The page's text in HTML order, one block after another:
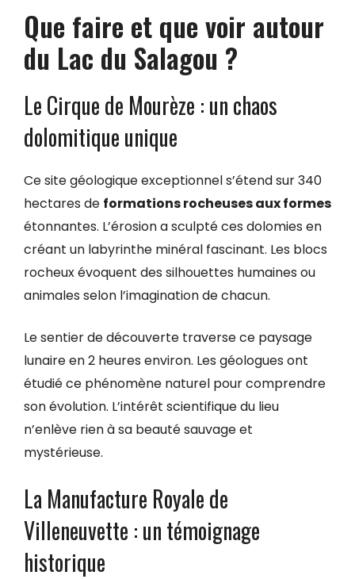
Que faire et que voir autour
du Lac du Salagou ?
Le Cirque de Mourèze : un chaos
dolomitique unique
Ce site géologique exceptionnel s’étend sur 340
hectares de formations rocheuses aux formes
étonnantes. L’érosion a sculpté ces dolomies en
créant un labyrinthe minéral fascinant. Les blocs
rocheux évoquent des silhouettes humaines ou
animales selon l’imagination de chacun.
Le sentier de découverte traverse ce paysage
lunaire en 2 heures environ. Les géologues ont
étudié ce phénomène naturel pour comprendre
son évolution. L’intérêt scientifique du lieu
n’enlève rien à sa beauté sauvage et
mystérieuse.
La Manufacture Royale de
Villeneuvette : un témoignage
historique